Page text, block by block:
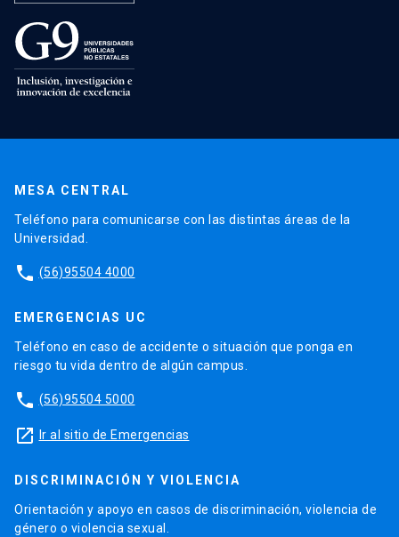
MESA CENTRAL
Teléfono para comunicarse con las distintas áreas de la
Universidad.
phone (56)95504 4000
EMERGENCIAS UC
Teléfono en caso de accidente o situación que ponga en
riesgo tu vida dentro de algún campus.
phone (56)95504 5000
launch Ir al sitio de Emergencias
DISCRIMINACIÓN Y VIOLENCIA
Orientación y apoyo en casos de discriminación, violencia de
género o violencia sexual.